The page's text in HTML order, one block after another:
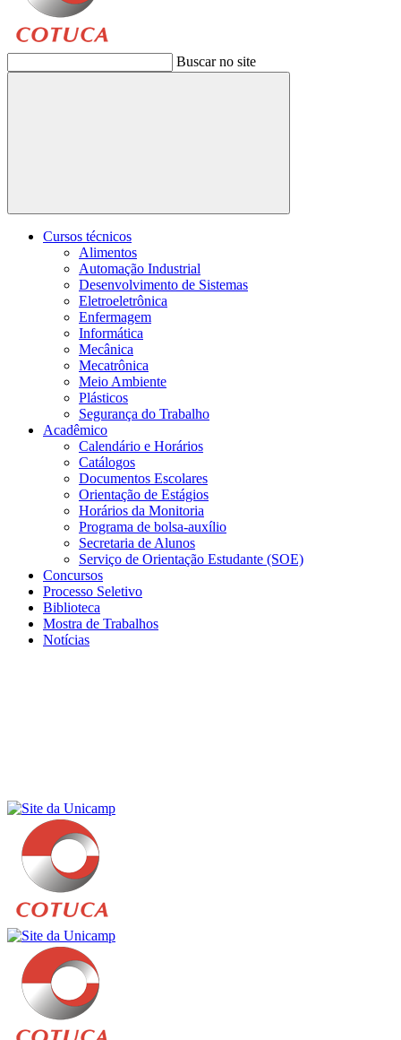
Buscar no site
Buscar
Cursos técnicos
Alimentos
Automação Industrial
Desenvolvimento de Sistemas
Eletroeletrônica
Enfermagem
Informática
Mecânica
Mecatrônica
Meio Ambiente
Plásticos
Segurança do Trabalho
Acadêmico
Calendário e Horários
Catálogos
Documentos Escolares
Orientação de Estágios
Horários da Monitoria
Programa de bolsa-auxílio
Secretaria de Alunos
Serviço de Orientação Estudante (SOE)
Concursos
Processo Seletivo
Biblioteca
Mostra de Trabalhos
Notícias